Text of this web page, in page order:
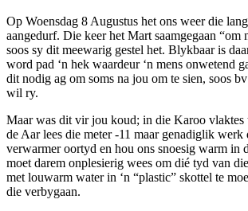
Op Woensdag 8 Augustus het ons weer die
aangedurf. Die keer het Mart saamgegaan “om
soos sy dit meewarig gestel het. Blykbaar is
word pad ‘n hek waardeur ‘n mens onwetend
dit nodig ag om soms na jou om te sien, soos
wil ry.
Maar was dit vir jou koud; in die Karoo vlaktes
de Aar lees die meter -11 maar genadiglik werk
verwarmer oortyd en hou ons snoesig warm in
moet darem onplesierig wees om dié tyd van
met louwarm water in ‘n “plastic” skottel te
die verbygaan.